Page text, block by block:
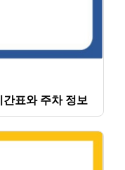
표와 주차 정보